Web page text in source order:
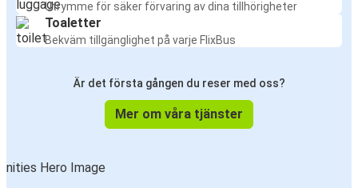
Utrymme för säker förvaring av dina tillhörigheter
Toaletter
Bekväm tillgänglighet på varje FlixBus
Är det första gången du reser med oss?
Mer om våra tjänster